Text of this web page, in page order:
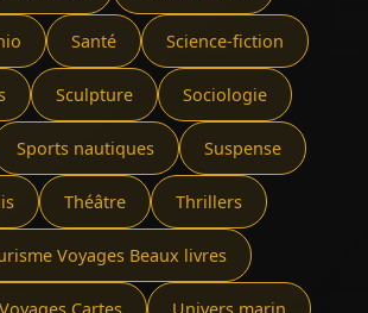
Santé Science-fiction
Sculpture Sociologie
Sports nautiques Suspense
Théâtre Thrillers
Voyages Beaux livres
Cartes Univers marin